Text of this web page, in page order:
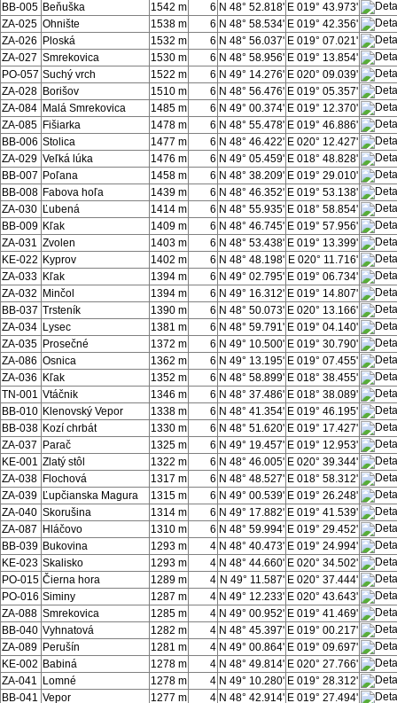
BB-005 Beňuška 1542 m 6 N 48° 52.818' E 019° 43.973'
ZA-025 Ohnište 1538 m 6 N 48° 58.534' E 019° 42.356'
ZA-026
Ploská 1532 m 6 N 48° 56.037' E 019° 07.021'
ZA-027 Smrekovica 1530 m 6 N 48° 58.956' E 019° 13.854'
PO-057 Suchý vrch 1522 m 6 N 49° 14.276' E 020° 09.039'
ZA-028 Borišov 1510 m 6 N 48° 56.476' E 019° 05.357'
ZA-084 Malá Smrekovica 1485 m 6 N 49° 00.374' E 019° 12.370'
ZA-085 Fišiarka 1478 m 6 N 48° 55.478' E 019° 46.886'
BB-006 Stolica 1477 m 6 N 48° 46.422' E 020° 12.427'
ZA-029 Veľká lúka 1476 m 6 N 49° 05.459' E 018° 48.828'
BB-007 Poľana 1458 m 6 N 48° 38.209' E 019° 29.010'
BB-008 Fabova hoľa 1439 m 6 N 48° 46.352' E 019° 53.138'
ZA-030 Ľubená 1414 m 6 N 48° 55.935' E 018° 58.854'
BB-009 Kľak 1409 m 6 N 48° 46.745' E 019° 57.956'
ZA-031 Zvolen 1403 m 6 N 48° 53.438' E 019° 13.399'
KE-022 Kyprov 1402 m 6 N 48° 48.198' E 020° 11.716'
ZA-033 Kľak 1394 m 6 N 49° 02.795' E 019° 06.734'
ZA-032
Minčol 1394 m 6 N 49° 16.312' E 019° 14.807'
BB-037 Trsteník 1390 m 6 N 48° 50.073' E 020° 13.166'
ZA-034 Lysec 1381 m 6 N 48° 59.791' E 019° 04.140'
ZA-035 Prosečné 1372 m 6 N 49° 10.500' E 019° 30.790'
ZA-086 Osnica 1362 m 6 N 49° 13.195' E 019° 07.455'
ZA-036
Kľak 1352 m 6 N 48° 58.899' E 018° 38.455'
TN-001 Vtáčnik 1346 m 6 N 48° 37.486' E 018° 38.089'
BB-010 Klenovský Vepor 1338 m 6 N 48° 41.354' E 019° 46.195'
BB-038 Kozí chrbát 1330 m 6 N 48° 51.620' E 019° 17.427'
ZA-037
Parač 1325 m 6 N 49° 19.457' E 019° 12.953'
KE-001 Zlatý stôl 1322 m 6 N 48° 46.005' E 020° 39.344'
ZA-038 Flochová 1317 m 6 N 48° 48.527' E 018° 58.312'
ZA-039 Ľupčianska Magura 1315 m 6 N 49° 00.539' E 019° 26.248'
ZA-040 Skorušina 1314 m 6 N 49° 17.882' E 019° 41.539'
ZA-087
Hláčovo 1310 m 6 N 48° 59.994' E 019° 29.452'
BB-039 Bukovina 1293 m 4 N 48° 40.473' E 019° 24.994'
KE-023 Skalisko 1293 m 4 N 48° 44.660' E 020° 34.502'
PO-015 Čierna hora 1289 m 4 N 49° 11.587' E 020° 37.444'
PO-016 Siminy 1287 m 4 N 49° 12.233' E 020° 43.643'
ZA-088 Smrekovica 1285 m 4 N 49° 00.952' E 019° 41.469'
BB-040 Vyhnatová 1282 m 4 N 48° 45.397' E 019° 00.217'
ZA-089 Perušín 1281 m 4 N 49° 00.864' E 019° 09.697'
KE-002 Babiná 1278 m 4 N 48° 49.814' E 020° 27.766'
ZA-041
Lomné 1278 m 4 N 49° 10.280' E 019° 28.312'
BB-041 Vepor 1277 m 4 N 48° 42.914' E 019° 27.494'